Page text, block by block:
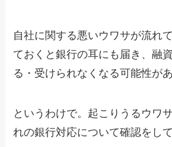
自社に関する悪いウワサが流れ
ておくと銀行の耳にも届き、融
る・受けられなくなる可能性があ
というわけで。起こりうるウワ
れの銀行対応について確認をし